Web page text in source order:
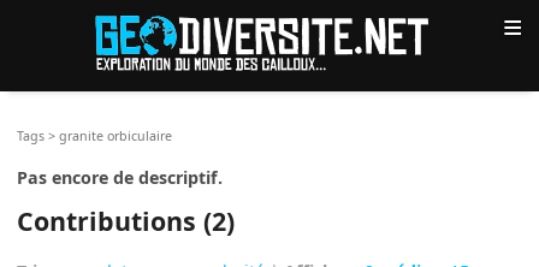
≡
Tags >granite orbiculaire
Pas encore de descriptif.
Contributions (2)